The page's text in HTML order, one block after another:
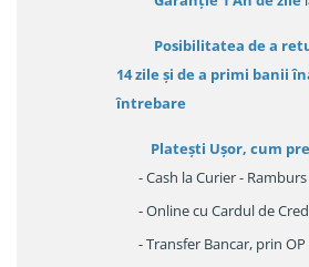
Posibilitatea de a
14 zileși de a primi banii
întrebare
Platești Ușor, cum
- Cash la Curier - Ramburs
- Online cu Cardul de
- Transfer Bancar, prin OP